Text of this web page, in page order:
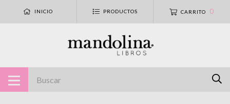
INICIO PRODUCTOS CARRITO 0